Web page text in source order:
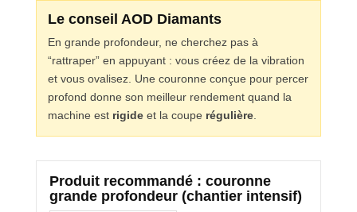
Le conseil AOD Diamants
En grande profondeur, ne cherchez pas à
“rattraper” en appuyant : vous créez de la vibration
et vous ovalisez. Une couronne conçue pour percer
profond donne son meilleur rendement quand la
machine est rigide et la coupe régulière.
Produit recommandé : couronne
grande profondeur (chantier intensif)